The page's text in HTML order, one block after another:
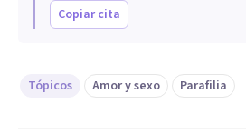
Copiar cita
Tópicos Amor y sexo Parafilia